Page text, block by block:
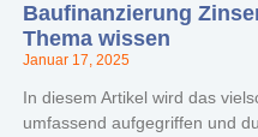
Baufinanzierung
Thema wissen
Januar 17, 2025
In diesem Artikel wird das
umfassend aufgegriffen und